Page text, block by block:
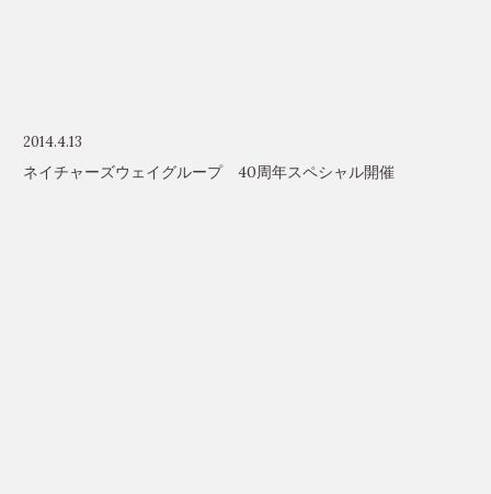
2014.4.13
ネイチャーズウェイグループ 40周年スペシャル開催